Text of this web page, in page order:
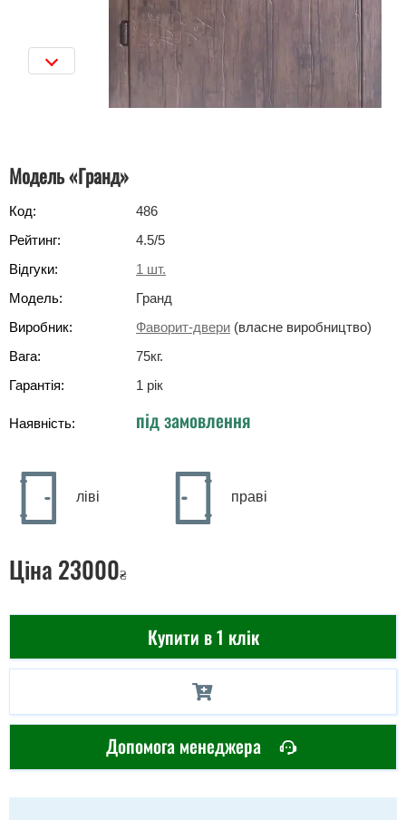
Модель «Гранд»
Код:
486
Рейтинг:
4.5/5
Відгуки:
1 шт.
Модель:
Гранд
Виробник:
Фаворит-двери (власне виробництво)
Вага:
75кг.
Гарантія:
1 рік
Наявність: під замовлення
ліві праві
Ціна 23000₴
Купити в 1 клік
Допомога менеджера